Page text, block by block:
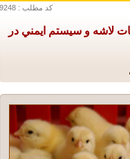
کد مطلب : 9248
و سيستم ايمني در